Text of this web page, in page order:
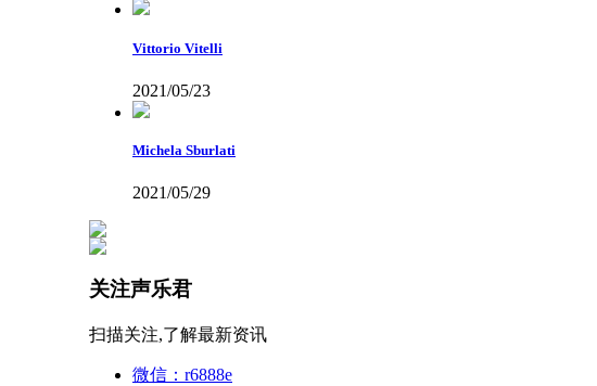
Vittorio Vitelli
2021/05/23
Michela Sburlati
2021/05/29
关注声乐君
扫描关注,了解最新资讯
微信：r6888e